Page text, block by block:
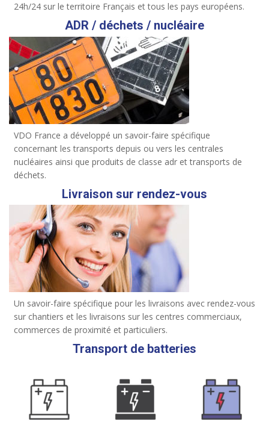
24h/24 sur le territoire Français et tous les pays européens.
ADR / déchets / nucléaire
VDO France a développé un savoir-faire spécifique
concernant les transports depuis ou vers les centrales
nucléaires ainsi que produits de classe adr et transports de
déchets.
Livraison sur rendez-vous
Un savoir-faire spécifique pour les livraisons avec rendez-vous
sur chantiers et les livraisons sur les centres commerciaux,
commerces de proximité et particuliers.
Transport de batteries